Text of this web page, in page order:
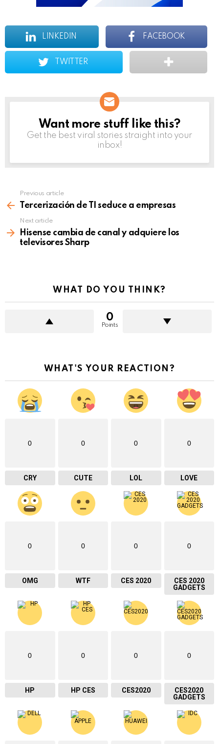
LINKEDIN FACEBOOK
TWITTER
NEWSLETTER
Want more stuff like this?
Get the best viral stories straight into your
inbox!
more
Previous article
Tercerización de TI seduce a empresas
Next article
Hisense cambia de canal y adquiere los
televisores Sharp
WHAT DO YOU THINK?
0
Points
WHAT'S YOUR REACTION?
0
CRY
0
CUTE
0
LOL
0
LOVE
0
OMG
0
WTF
0
CES 2020
0
CES 2020
GADGETS
0
HP
0
HP CES
0
CES2020
0
CES2020
GADGETS